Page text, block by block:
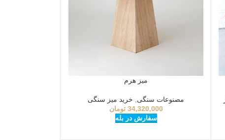
میز هرم
مصنوعات سنگی
خرید میز سنگی
34,320,000 تومان
سفارش در بله